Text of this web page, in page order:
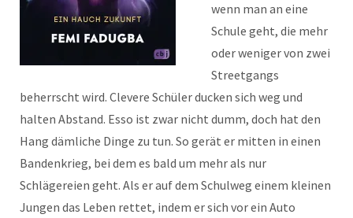
wenn man an eine
Schule geht, die mehr
oder weniger von zwei
Streetgangs
beherrscht wird. Clevere Schüler ducken sich weg und
halten Abstand. Esso ist zwar nicht dumm, doch hat den
Hang dämliche Dinge zu tun. So gerät er mitten in einen
Bandenkrieg, bei dem es bald um mehr als nur
Schlägereien geht. Als er auf dem Schulweg einem kleinen
Jungen das Leben rettet, indem er sich vor ein Auto